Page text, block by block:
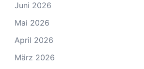
Juni 2026
Mai 2026
April 2026
März 2026